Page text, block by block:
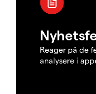
Reager på de
analysere i